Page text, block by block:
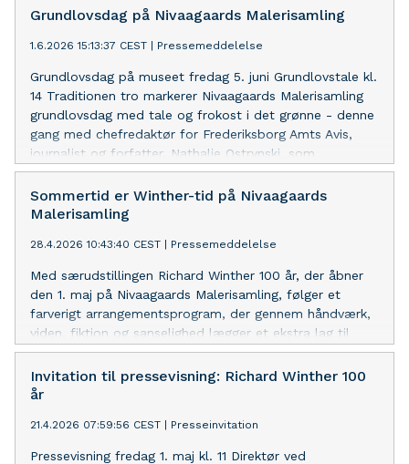
udstilling fri adgang til alle, der bærer navnet Richard
september.
Grundlovsdag på Nivaagaards Malerisamling
1.6.2026 15:13:37 CEST | Pressemeddelelse
Grundlovsdag på museet fredag 5. juni Grundlovstale kl.
14 Traditionen tro markerer Nivaagaards Malerisamling
grundlovsdag med tale og frokost i det grønne - denne
gang med chefredaktør for Frederiksborg Amts Avis,
journalist og forfatter, Nathalie Ostrynski, som
grundlovstaler på podiet i parken kl. 14. Nathalie
Ostrynski har tidligere arbejdet som redaktionschef,
journalist og klummeskribent på Berlingske og Kristeligt
bog, De Mørke Bånd, der giver indsigt i hendes
familiehistorie. Det er en personlig fortælling om at
vikle årtiers undertrykte følelser ud og om at bære en
dobbelt identitet splittet mellem det danske og det
polske. Nathalie Ostrynski er født i Danmark med polske
forældre og er tredje generation efter Holocaust. I
fra det kommunistiske styre i Polen. Under sin opvækst
kendte Nathalie Ostrynski ikke til slægtens traumatiske
fortid, og tavsheden kom til at sætte spor
Sommertid er Winther-tid på Nivaagaards
Malerisamling
28.4.2026 10:43:40 CEST | Pressemeddelelse
Med særudstillingen Richard Winther 100 år, der åbner
den 1. maj på Nivaagaards Malerisamling, følger et
farverigt arrangementsprogram, der gennem håndværk,
viden, fiktion og sanselighed lægger et ekstra lag til
udstillingen og dykker ned i flere facetter af Richard
Winthers mangfoldige virke og billedverden.
Invitation til pressevisning: Richard Winther 100
år
21.4.2026 07:59:56 CEST | Presseinvitation
Pressevisning fredag 1. maj kl. 11 Direktør ved